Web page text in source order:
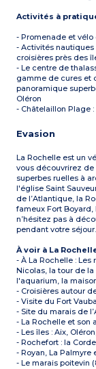
Activités à
- Promenade et
- Activités nautiques
croisières près des
- Le centre de
gamme de cures et
panoramique
Oléron
- Châtelaillon Plage
Evasion
La Rochelle est un
vous découvrirez
superbes ruelles à
l'église Saint
de l’Atlantique, la
fameux Fort Boyard,
n’hésitez pas à
pendant votre séjour.
À voir à La
- À La Rochelle :
Nicolas, la tour de
l'aquarium, la
- Croisières autour
- Visite du Fort
- Site du marais de
- La Rochelle et son
- Les îles : Aix,
- Rochefort : la
- Royan, La Palmyre
- Le marais poitevin